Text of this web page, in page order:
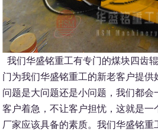
我们华盛铭重工有专门的煤块四齿
门为我们华盛铭重工的新老客户提供
问题是大问题还是小问题，我们都会
客户着急，不让客户担忧，这就是一
厂家应该具备的素质。我们华盛铭